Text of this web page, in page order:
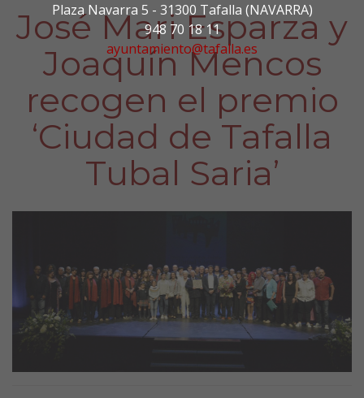
Plaza Navarra 5 - 31300 Tafalla (NAVARRA)
948 70 18 11
ayuntamiento@tafalla.es
José Mari Esparza y
Joaquín Mencos
recogen el premio
‘Ciudad de Tafalla
Tubal Saria’